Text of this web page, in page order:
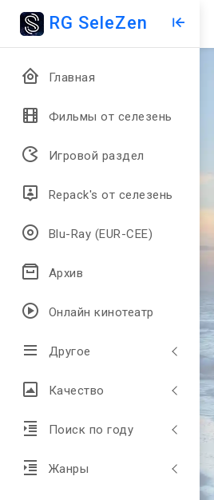
RG SeleZen
Главная
Фильмы от селезень
Игровой раздел
Repack's от селезень
Blu-Ray (EUR-CEE)
Архив
Онлайн кинотеатр
Другое
Качество
Поиск по году
Жанры